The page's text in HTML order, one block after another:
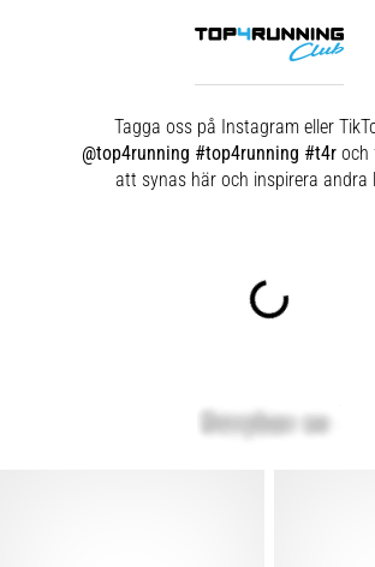
Tagga oss på Instagram eller
@top4running #top4running #t4roch
att synas här och inspirera andra